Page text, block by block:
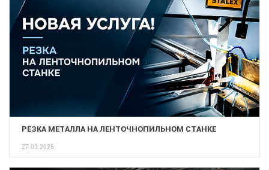
РЕЗКА МЕТАЛЛА НА ЛЕНТОЧНОПИЛЬНОМ СТАНКЕ
27.03.2026